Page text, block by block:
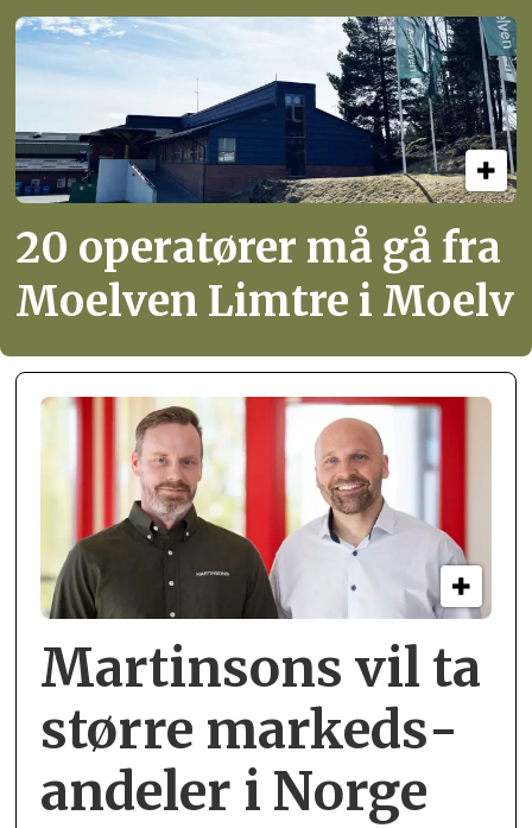
20 operatører må gå fra
Moelven Limtre i Moelv
Martinsons vil ta
større markeds­
andeler i Norge